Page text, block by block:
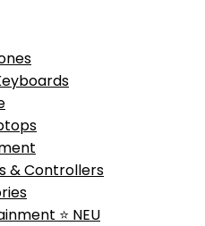
& Controllers
⭐ NEU